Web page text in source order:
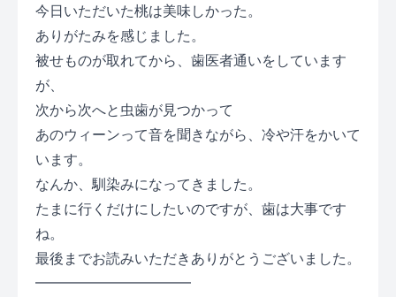
今日いただいた桃は美味しかった。
ありがたみを感じました。
被せものが取れてから、歯医者通いをしています
が、
次から次へと虫歯が見つかって
あのウィーンって音を聞きながら、冷や汗をかいて
います。
なんか、馴染みになってきました。
たまに行くだけにしたいのですが、歯は大事です
ね。
最後までお読みいただきありがとうございました。
━━━━━━━━━━━